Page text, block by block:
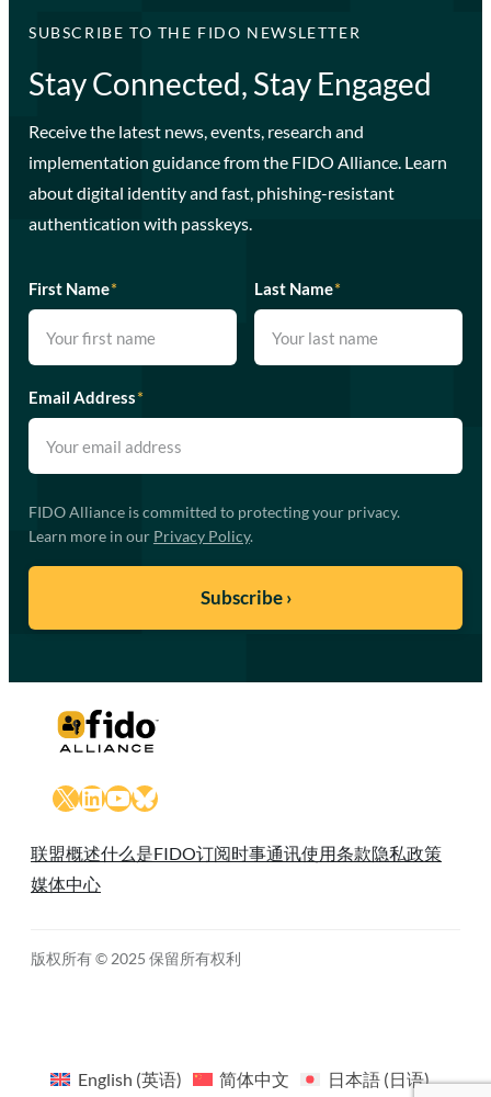
SUBSCRIBE TO THE FIDO NEWSLETTER
Stay Connected, Stay Engaged
Receive the latest news, events, research and
implementation guidance from the FIDO Alliance. Learn
about digital identity and fast, phishing-resistant
authentication with passkeys.
First Name* Last Name*
Email Address*
FIDO Alliance is committed to protecting your privacy.
Learn more in our Privacy Policy.
X LinkedIn
YouTube
Bluesky
联盟概述什么是FIDO订阅时事通讯使用条款隐私政策
媒体中心
版权所有 © 2025 保留所有权利
English (英语) 简体中文 日本語(日语)